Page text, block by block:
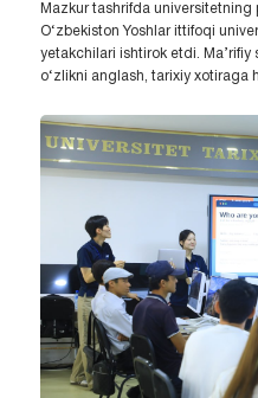
Mazkur tashrifda
O‘zbekiston Yoshlar ittifoqi
yetakchilari ishtirok etdi.
o‘zlikni anglash, tarixiy xotiraga